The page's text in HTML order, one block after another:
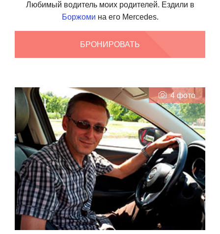
Любимый водитель моих родителей. Ездили в
Боржоми на его Mercedes.
БРОНИРОВАТЬ
4 фото